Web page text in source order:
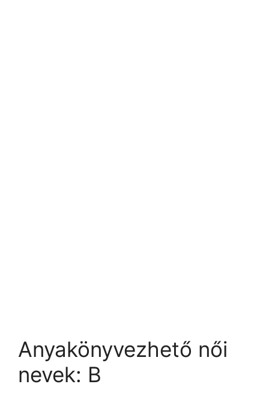
Anyakönyvezhető női
nevek: B